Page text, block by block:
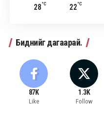
28°C 22°C
Биднийг дагаарай.
87K
Like
1.3K
Follow